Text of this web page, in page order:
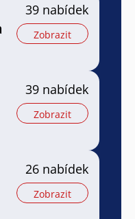
39 nabídek
Zobrazit
39 nabídek
Zobrazit
26 nabídek
Zobrazit